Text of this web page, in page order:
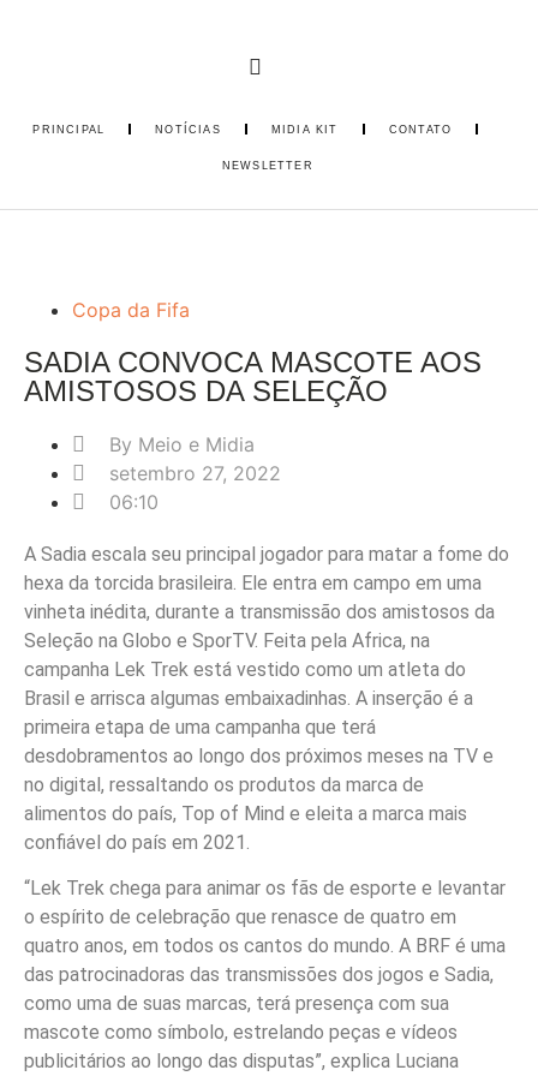
PRINCIPAL NOTÍCIAS MIDIA KIT CONTATO
NEWSLETTER
Copa da Fifa
SADIA CONVOCA MASCOTE AOS
AMISTOSOS DA SELEÇÃO
By Meio e Midia
setembro 27, 2022
06:10
A Sadia escala seu principal jogador para matar a fome do
hexa da torcida brasileira. Ele entra em campo em uma
vinheta inédita, durante a transmissão dos amistosos da
Seleção na Globo e SporTV. Feita pela Africa, na
campanha Lek Trek está vestido como um atleta do
Brasil e arrisca algumas embaixadinhas. A inserção é a
primeira etapa de uma campanha que terá
desdobramentos ao longo dos próximos meses na TV e
no digital, ressaltando os produtos da marca de
alimentos do país, Top of Mind e eleita a marca mais
confiável do país em 2021.
“Lek Trek chega para animar os fãs de esporte e levantar
o espírito de celebração que renasce de quatro em
quatro anos, em todos os cantos do mundo. A BRF é uma
das patrocinadoras das transmissões dos jogos e Sadia,
como uma de suas marcas, terá presença com sua
mascote como símbolo, estrelando peças e vídeos
publicitários ao longo das disputas”, explica Luciana